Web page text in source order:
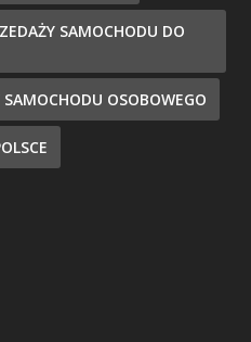
SAMOCHODU DO
OSOBOWEGO